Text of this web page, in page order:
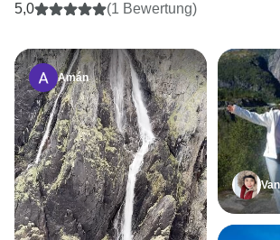
5,0 (1 Bewertung)
Amán